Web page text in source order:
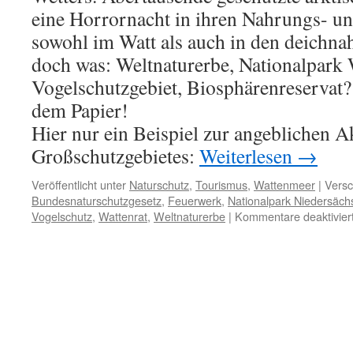
eine Horrornacht in ihren Nahrungs-
sowohl im Watt als auch in den
doch was: Weltnaturerbe, Nationalpark
Vogelschutzgebiet,
dem Papier!
Hier nur ein Beispiel zur angeblichen
Großschutzgebietes: Weiterlesen →
Veröffentlicht unter Naturschutz, Tourismus, Wattenmeer |
Bundesnaturschutzgesetz, Feuerwerk, Nationalpark
Vogelschutz, Wattenrat, Weltnaturerbe | Kommentare